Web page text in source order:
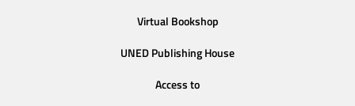
Virtual Bookshop
UNED Publishing House
Access to